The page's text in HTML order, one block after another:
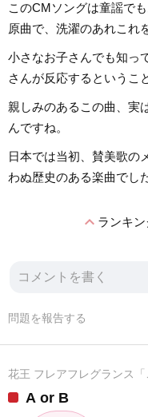
このCMソングは童謡で
原曲で、洗濯のあれこれ
小さなお子さんでも知っ
さんが反応するというこ
親しみのあるこの曲、実
んですね。
日本では当初、賛美歌の
わぬ歴史のある楽曲でした
expand_lessランキ
問題を報告する
花王 フレアフレグランス
A or B